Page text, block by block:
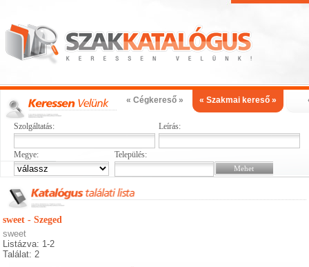
« Cégkereső » « Szakmai kereső »
Szolgáltatás: Leírás:
Megye: Település:
sweet - Szeged
sweet
Listázva: 1-2
Találat: 2